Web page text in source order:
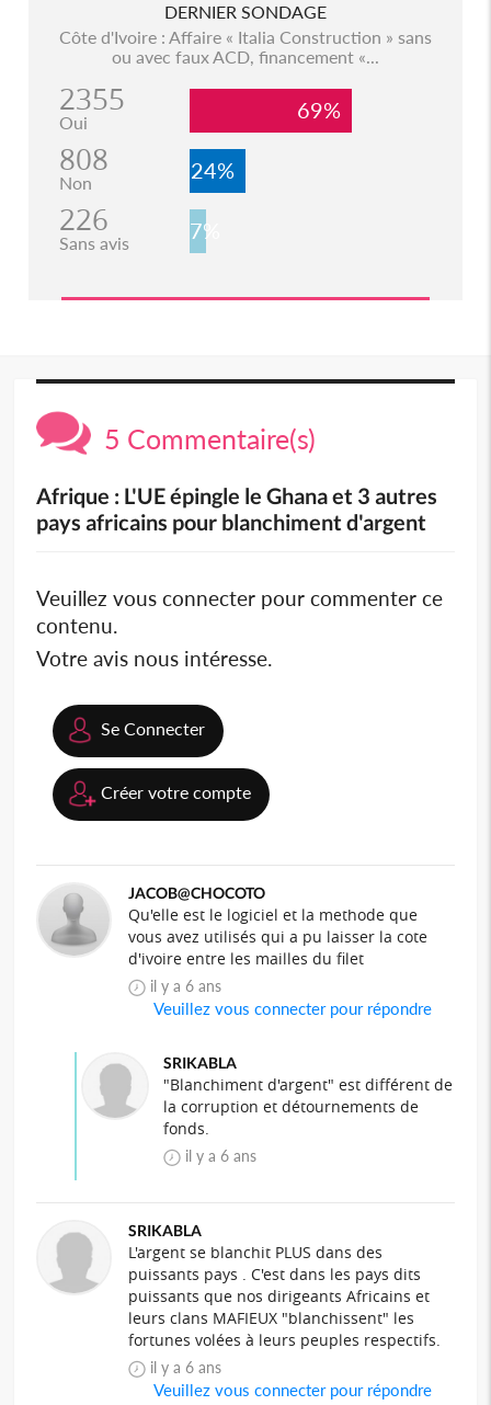
DERNIER SONDAGE
Côte d'Ivoire : Affaire « Italia Construction » sans
ou avec faux ACD, financement «...
2355
Oui 69%
808
Non 24%
226
Sans avis 7%
5 Commentaire(s)
Afrique : L'UE épingle le Ghana et 3 autres
pays africains pour blanchiment d'argent
Veuillez vous connecter pour commenter ce
contenu.
Votre avis nous intéresse.
Se Connecter
Créer votre compte
JACOB@CHOCOTO
Qu'elle est le logiciel et la methode que
vous avez utilisés qui a pu laisser la cote
d'ivoire entre les mailles du filet
il y a 6 ans
Veuillez vous connecter pour répondre
SRIKABLA
"Blanchiment d'argent" est différent de
la corruption et détournements de
fonds.
il y a 6 ans
SRIKABLA
L'argent se blanchit PLUS dans des
puissants pays . C'est dans les pays dits
puissants que nos dirigeants Africains et
leurs clans MAFIEUX "blanchissent" les
fortunes volées à leurs peuples respectifs.
il y a 6 ans
Veuillez vous connecter pour répondre